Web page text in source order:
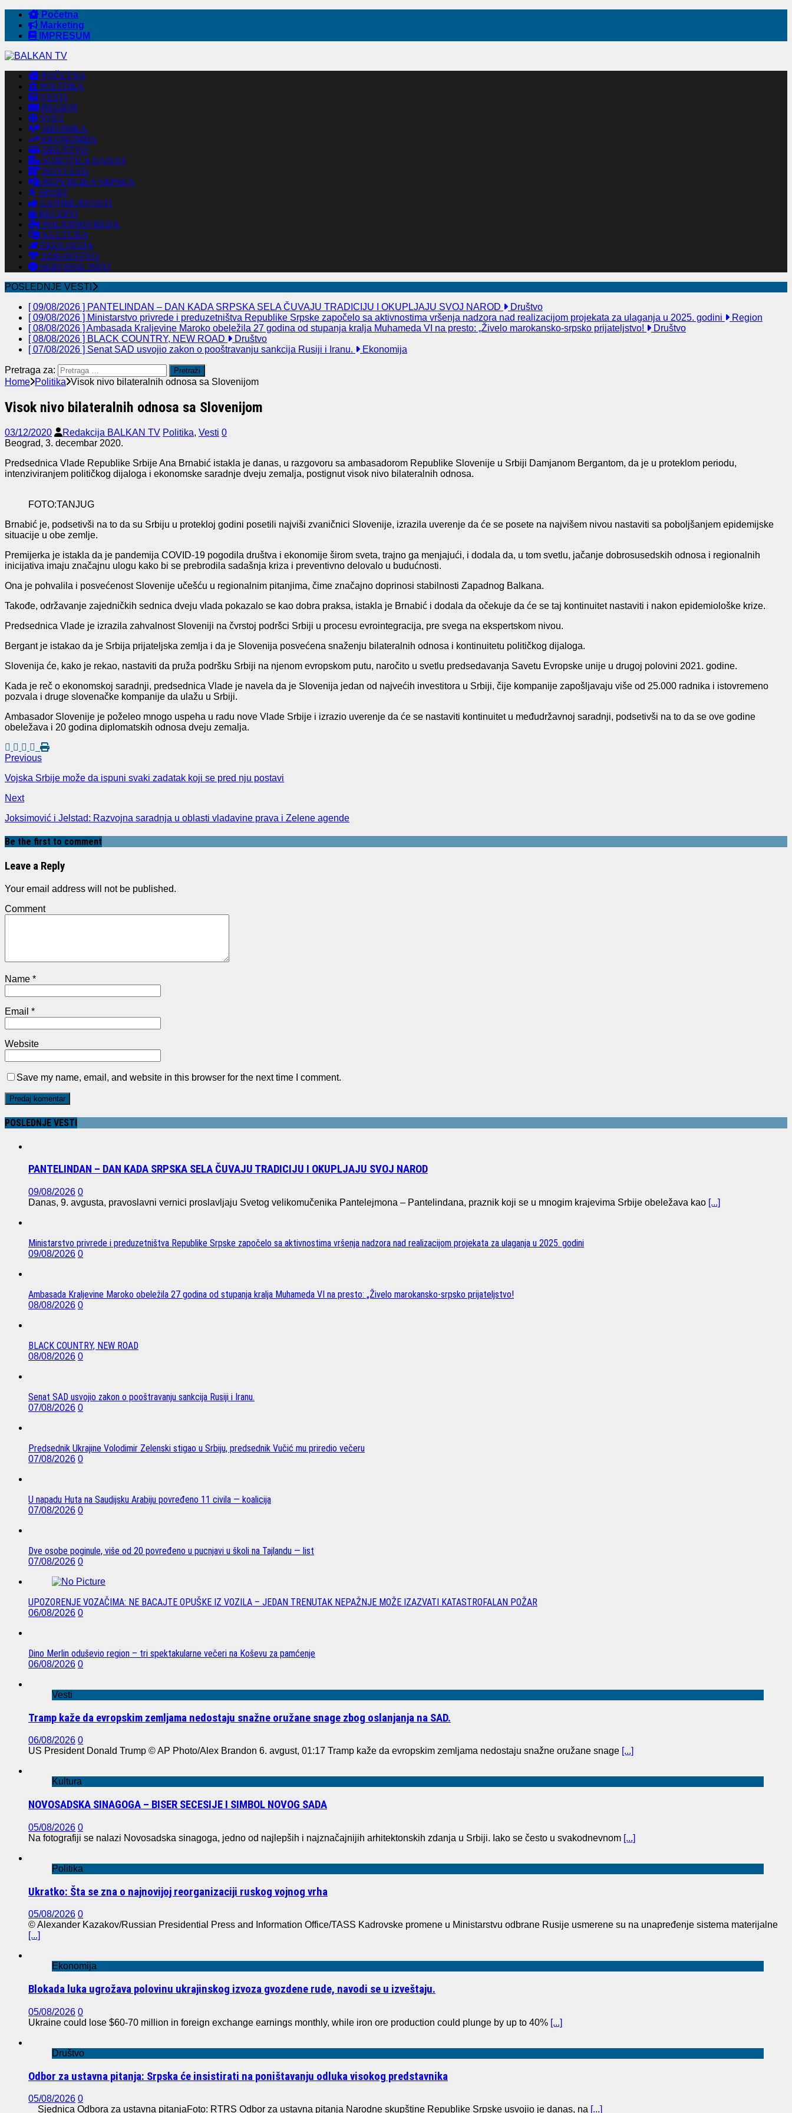
Početna
Marketing
IMPRESUM
POČETNA
POLITIKA
VESTI
REGION
SVET
HRONIKA
EKONOMIJA
DRUŠTVO
SUBOTICA DANAS
NOVI SAD
REPUBLIKA SRPSKA
SPORT
ZANIMLJIVOSTI
RECEPTI
POLJOPRIVREDA
KULTURA
EKOLOGIJA
ZDRAVSTVO
SERVISNE INFO
POSLEDNJE VESTI
[ 09/08/2026 ] PANTELINDAN – DAN KADA SRPSKA SELA ČUVAJU TRADICIJU I OKUPLJAJU SVOJ NAROD
Društvo
[ 09/08/2026 ] Ministarstvo privrede i preduzetništva Republike Srpske započelo sa aktivnostima vršenja nadzora nad realizacijom projekata za ulaganja u 2025. godini
Region
[ 08/08/2026 ] Ambasada Kraljevine Maroko obeležila 27 godina od stupanja kralja Muhameda VI na presto: „Živelo marokansko-srpsko prijateljstvo!
Društvo
[ 08/08/2026 ] BLACK COUNTRY, NEW ROAD
Društvo
[ 07/08/2026 ] Senat SAD usvojio zakon o pooštravanju sankcija Rusiji i Iranu. Ekonomija
Pretraga za:
Home Politika Visok nivo bilateralnih odnosa sa Slovenijom
Visok nivo bilateralnih odnosa sa Slovenijom
03/12/2020 Redakcija BALKAN TV Politika, Vesti 0
Beograd, 3. decembar 2020.
Predsednica Vlade Republike Srbije Ana Brnabić istakla je danas, u razgovoru sa ambasadorom Republike Slovenije u Srbiji Damjanom Bergantom, da je u proteklom periodu,
intenziviranjem političkog dijaloga i ekonomske saradnje dveju zemalja, postignut visok nivo bilateralnih odnosa.
FOTO:TANJUG
Brnabić je, podsetivši na to da su Srbiju u protekloj godini posetili najviši zvaničnici Slovenije, izrazila uverenje da će se posete na najvišem nivou nastaviti sa poboljšanjem epidemijske
situacije u obe zemlje.
Premijerka je istakla da je pandemija COVID-19 pogodila društva i ekonomije širom sveta, trajno ga menjajući, i dodala da, u tom svetlu, jačanje dobrosusedskih odnosa i regionalnih
inicijativa imaju značajnu ulogu kako bi se prebrodila sadašnja kriza i preventivno delovalo u budućnosti.
Ona je pohvalila i posvećenost Slovenije učešću u regionalnim pitanjima, čime značajno doprinosi stabilnosti Zapadnog Balkana.
Takođe, održavanje zajedničkih sednica dveju vlada pokazalo se kao dobra praksa, istakla je Brnabić i dodala da očekuje da će se taj kontinuitet nastaviti i nakon epidemiološke krize.
Predsednica Vlade je izrazila zahvalnost Sloveniji na čvrstoj podršci Srbiji u procesu evrointegracija, pre svega na ekspertskom nivou.
Bergant je istakao da je Srbija prijateljska zemlja i da je Slovenija posvećena snaženju bilateralnih odnosa i kontinuitetu političkog dijaloga.
Slovenija će, kako je rekao, nastaviti da pruža podršku Srbiji na njenom evropskom putu, naročito u svetlu predsedavanja Savetu Evropske unije u drugoj polovini 2021. godine.
Kada je reč o ekonomskoj saradnji, predsednica Vlade je navela da je Slovenija jedan od najvećih investitora u Srbiji, čije kompanije zapošljavaju više od 25.000 radnika i istovremeno
pozvala i druge slovenačke kompanije da ulažu u Srbiji.
Ambasador Slovenije je poželeo mnogo uspeha u radu nove Vlade Srbije i izrazio uverenje da će se nastaviti kontinuitet u međudržavnoj saradnji, podsetivši na to da se ove godine
obeležava i 20 godina diplomatskih odnosa dveju zemalja.
Previous
Vojska Srbije može da ispuni svaki zadatak koji se pred nju postavi
Next
Joksimović i Jelstad: Razvojna saradnja u oblasti vladavine prava i Zelene agende
Be the first to comment
Leave a Reply
Your email address will not be published.
Comment
Name *
Email *
Website
Save my name, email, and website in this browser for the next time I comment.
POSLEDNJE VESTI
PANTELINDAN – DAN KADA SRPSKA SELA ČUVAJU TRADICIJU I OKUPLJAJU SVOJ NAROD
09/08/2026 0
Danas, 9. avgusta, pravoslavni vernici proslavljaju Svetog velikomučenika Pantelejmona – Pantelindana, praznik koji se u mnogim krajevima Srbije obeležava kao [...]
Ministarstvo privrede i preduzetništva Republike Srpske započelo sa aktivnostima vršenja nadzora nad realizacijom projekata za ulaganja u 2025. godini
09/08/2026 0
Ambasada Kraljevine Maroko obeležila 27 godina od stupanja kralja Muhameda VI na presto: „Živelo marokansko-srpsko prijateljstvo!
08/08/2026 0
BLACK COUNTRY, NEW ROAD
08/08/2026 0
Senat SAD usvojio zakon o pooštravanju sankcija Rusiji i Iranu.
07/08/2026 0
Predsednik Ukrajine Volodimir Zelenski stigao u Srbiju, predsednik Vučić mu priredio večeru
07/08/2026 0
U napadu Huta na Saudijsku Arabiju povređeno 11 civila — koalicija
07/08/2026 0
Dve osobe poginule, više od 20 povređeno u pucnjavi u školi na Tajlandu — list
07/08/2026 0
UPOZORENJE VOZAČIMA: NE BACAJTE OPUŠKE IZ VOZILA – JEDAN TRENUTAK NEPAŽNJE MOŽE IZAZVATI KATASTROFALAN POŽAR
06/08/2026 0
Dino Merlin oduševio region – tri spektakularne večeri na Koševu za pamćenje
06/08/2026 0
Vesti
Tramp kaže da evropskim zemljama nedostaju snažne oružane snage zbog oslanjanja na SAD.
06/08/2026 0
US President Donald Trump © AP Photo/Alex Brandon 6. avgust, 01:17 Tramp kaže da evropskim zemljama nedostaju snažne oružane snage [...]
Kultura
NOVOSADSKA SINAGOGA – BISER SECESIJE I SIMBOL NOVOG SADA
05/08/2026 0
Na fotografiji se nalazi Novosadska sinagoga, jedno od najlepših i najznačajnijih arhitektonskih zdanja u Srbiji. Iako se često u svakodnevnom [...]
Politika
Ukratko: Šta se zna o najnovijoj reorganizaciji ruskog vojnog vrha
05/08/2026 0
© Alexander Kazakov/Russian Presidential Press and Information Office/TASS Kadrovske promene u Ministarstvu odbrane Rusije usmerene su na unapređenje sistema materijalne
[...]
Ekonomija
Blokada luka ugrožava polovinu ukrajinskog izvoza gvozdene rude, navodi se u izveštaju.
05/08/2026 0
Ukraine could lose $60-70 million in foreign exchange earnings monthly, while iron ore production could plunge by up to 40% [...]
Društvo
Odbor za ustavna pitanja: Srpska će insistirati na poništavanju odluka visokog predstavnika
05/08/2026 0
Sjednica Odbora za ustavna pitanjaFoto: RTRS Odbor za ustavna pitanja Narodne skupštine Republike Srpske usvojio je danas, na [...]